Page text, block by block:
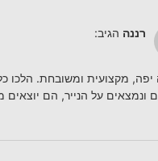
רננה הגיב:
יפה, מקצועית ומשובחת. הלכו
ונמצאים על הנייר, הם יוצאים